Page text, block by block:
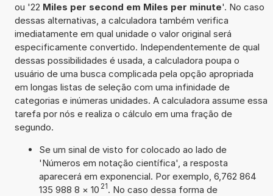
ou '22 Miles per second em Miles per minute'. No caso
dessas alternativas, a calculadora também verifica
imediatamente em qual unidade o valor original será
especificamente convertido. Independentemente de qual
dessas possibilidades é usada, a calculadora poupa o
usuário de uma busca complicada pela opção apropriada
em longas listas de seleção com uma infinidade de
categorias e inúmeras unidades. A calculadora assume essa
tarefa por nós e realiza o cálculo em uma fração de
segundo.
Se um sinal de visto for colocado ao lado de
'Números em notação científica', a resposta
aparecerá em exponencial. Por exemplo, 6,762 864
135 988 8 × 10 21. No caso dessa forma de